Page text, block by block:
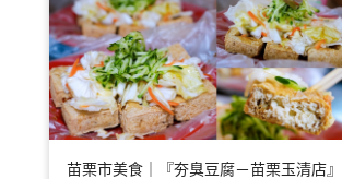
苗栗市美食｜『夯臭豆腐－苗栗玉清店』